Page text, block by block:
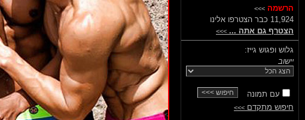
הרשמה >>>
11,924 כבר הצטרפו אלינו
הצטרף גם אתה ... >>>
גלוש ופגוש גייז:
יישוב
עם תמונה
חיפוש מתקדם >>>